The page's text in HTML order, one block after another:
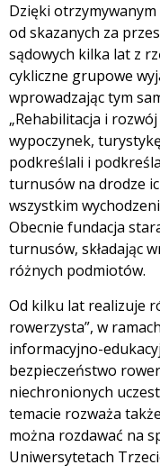
Dzięki
od skazanych za
sądowych kilka lat z
cykliczne grupowe
wprowadzając tym
„Rehabilitacja i
wypoczynek,
podkreślali i
turnusów na drodze
wszystkim
Obecnie fundacja
turnusów, składając
różnych podmiotów.
Od kilku lat realizuje
rowerzysta”, w
informacyjno-
bezpieczeństwo
niechronionych
temacie rozważa
można rozdawać na
Uniwersytetach